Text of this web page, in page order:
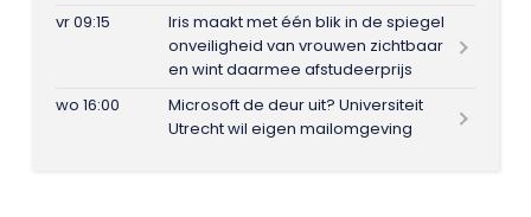
vr 09:15
Iris maakt met één blik in de spiegel
onveiligheid van vrouwen zichtbaar
en wint daarmee afstudeerprijs
wo 16:00
Microsoft de deur uit? Universiteit
Utrecht wil eigen mailomgeving